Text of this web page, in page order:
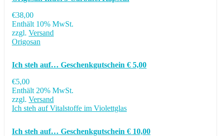
€38,00
Enthält 10% MwSt.
zzgl. Versand
Origosan
Ich steh auf… Geschenkgutschein € 5,00
€5,00
Enthält 20% MwSt.
zzgl. Versand
Ich steh auf Vitalstoffe im Violettglas
Ich steh auf… Geschenkgutschein € 10,00